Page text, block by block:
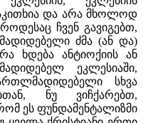
და არა მხოლოდ
ჩვენ გავიგებთ,
ძმა (ან და)
ხდება ანტიოქიის ან
ეკლესიაში,
სხვა
ნუ ვიჩქარებთ,
ეს ფუნდამენტალიზმი